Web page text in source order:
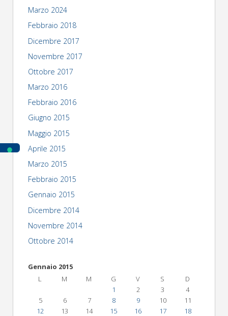
Marzo 2024
Febbraio 2018
Dicembre 2017
Novembre 2017
Ottobre 2017
Marzo 2016
Febbraio 2016
Giugno 2015
Maggio 2015
Aprile 2015
Marzo 2015
Febbraio 2015
Gennaio 2015
Dicembre 2014
Novembre 2014
Ottobre 2014
Gennaio 2015
L
M M G V S
D
1
2 3
4
5
6 7 8 9 10
11
12
13 14 15 16 17
18